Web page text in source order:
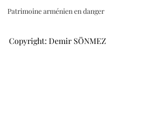
Patrimoine arménien en danger
Copyright: Demir SÖNMEZ